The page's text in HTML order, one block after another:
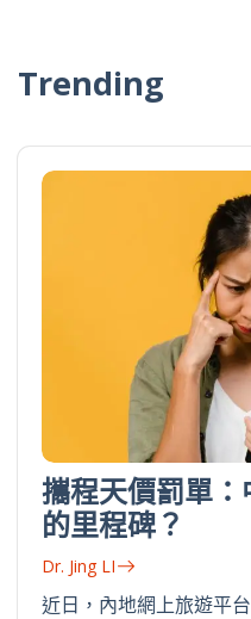
Trending
攜程天價罰單
的里程碑？
Dr. Jing LI
近日，內地網上旅遊平